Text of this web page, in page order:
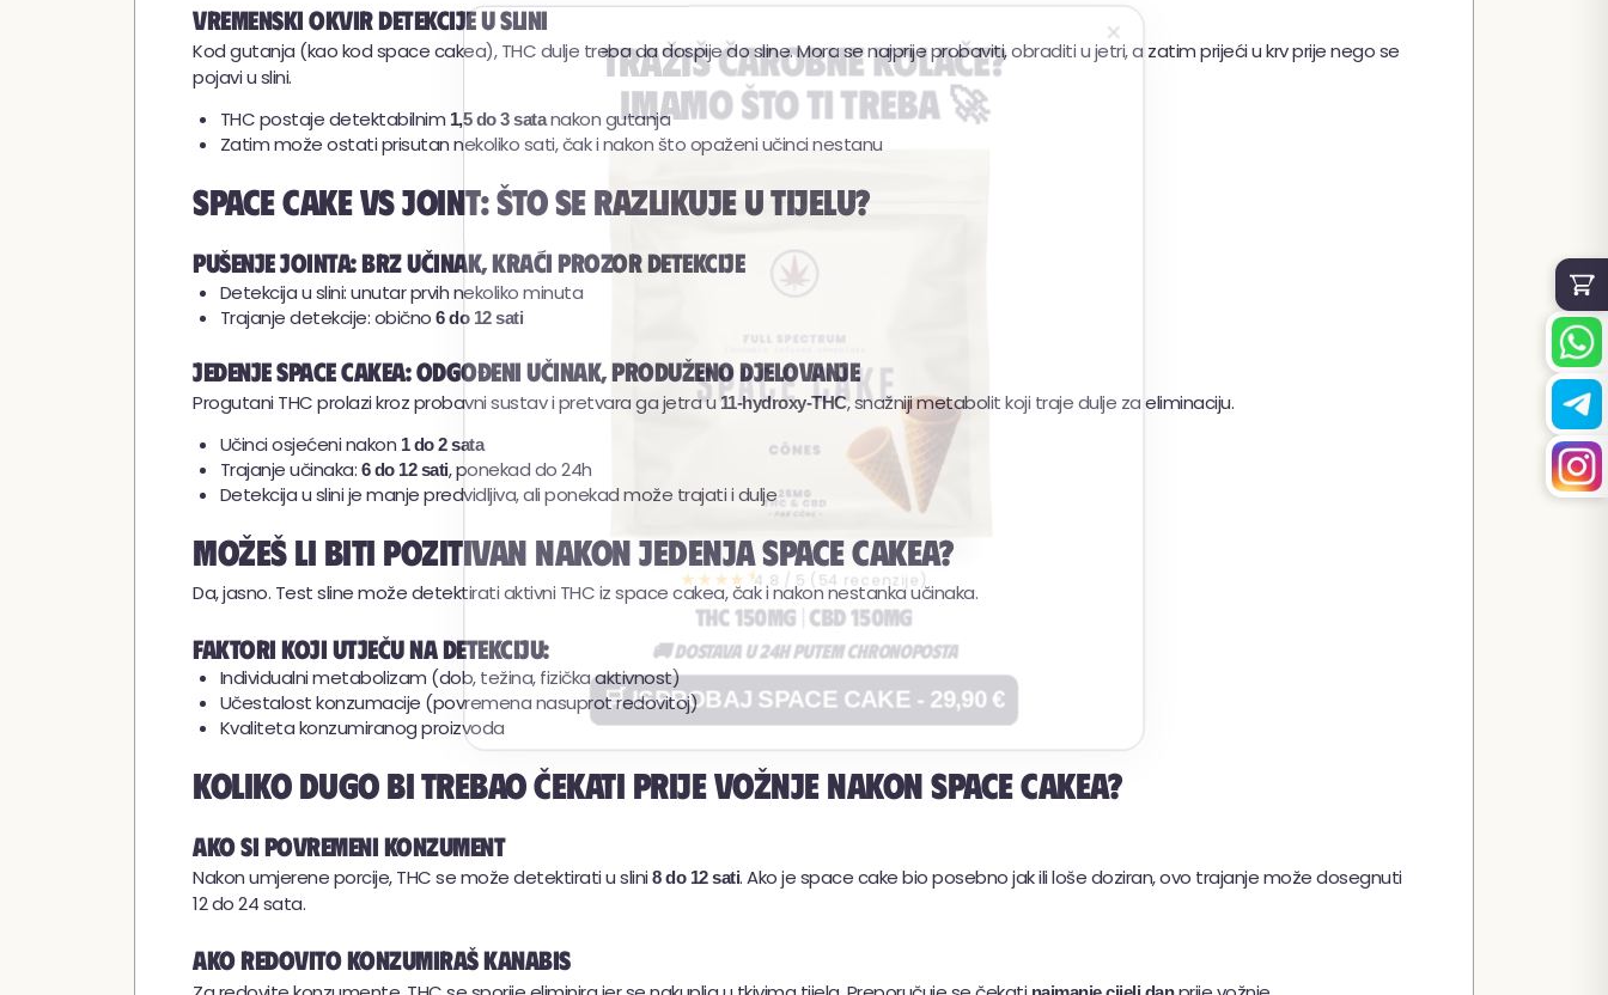
Vremenski okvir detekcije u slini
Kod gutanja (kao kod space cakea), THC dulje treba da dospije do sline. Mora se najprije probaviti, obraditi u jetri, a zatim prijeći u krv prije nego se
pojavi u slini.
THC postaje detektabilnim 1,5 do 3 satanakon gutanja
Zatim može ostati prisutan nekoliko sati, čak i nakon što opaženi učinci nestanu
Space cake vs joint: što se razlikuje u tijelu?
Pušenje jointa: brz učinak, kraći prozor detekcije
Detekcija u slini: unutar prvih nekoliko minuta
Trajanje detekcije: obično 6 do 12 sati
Jedenje space cakea: odgođeni učinak, produženo djelovanje
Progutani THC prolazi kroz probavni sustav i pretvara ga jetra u11-hydroxy-THC, snažniji metabolit koji traje dulje za eliminaciju.
Učinci osjećeni nakon 1 do 2 sata
Trajanje učinaka: 6 do 12 sati, ponekad do 24h
Detekcija u slini je manje predvidljiva, ali ponekad može trajati i dulje
Možeš li biti pozitivan nakon jedenja space cakea?
Da, jasno. Test sline može detektirati aktivni THC iz space cakea, čak i nakon nestanka učinaka.
Faktori koji utječu na detekciju:
Individualni metabolizam (dob, težina, fizička aktivnost)
Učestalost konzumacije (povremena nasuprot redovitoj)
Kvaliteta konzumiranog proizvoda
Koliko dugo bi trebao čekati prije vožnje nakon space cakea?
Ako si povremeni konzument
Nakon umjerene porcije, THC se može detektirati u slini 8 do 12 sati. Ako je space cake bio posebno jak ili loše doziran, ovo trajanje može dosegnuti
12 do 24 sata.
Ako redovito konzumiraš kanabis
Tražiš čarobne kolače?
Imamo što ti treba 🚀
★★★★★4,8 / 5 (54 recenzije)
THC 150MG | CBD 150MG
🚚 Dostava u 24h putem Chronoposta
🛒 ISPROBAJ SPACE CAKE - 29,90 €